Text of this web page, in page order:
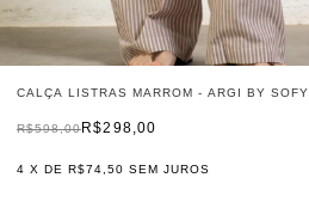
CALÇA LISTRAS MARROM - ARGI BY SOFY
R$298,00
R$598,00
4 X DER$74,50 SEM JUROS